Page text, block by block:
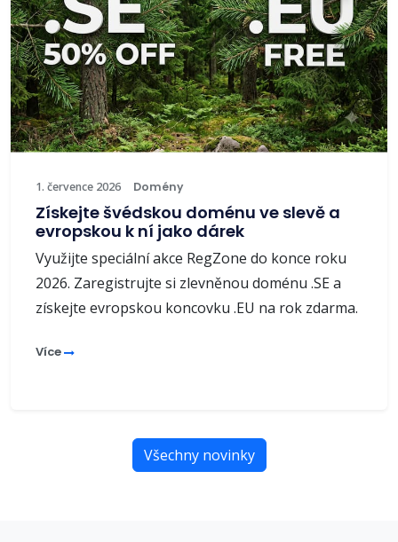
1. července 2026 Domény
Získejte švédskou doménu ve slevě a
evropskou k ní jako dárek
Využijte speciální akce RegZone do konce roku
2026. Zaregistrujte si zlevněnou doménu .SE a
získejte evropskou koncovku .EU na rok zdarma.
Více
Všechny novinky